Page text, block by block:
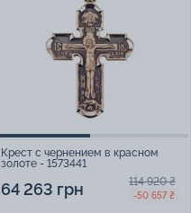
Крест с чернением в красном
золоте - 1573441
64 263 грн 114 920 ₴
-50 657 ₴